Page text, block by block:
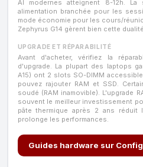
AI modernes atteignent 8-12h.
alimentation branchée pour les
mode économie pour les cours/
Zephyrus G14 gèrent bien cette
UPGRADE ET RÉPARABILITÉ
Avant d'acheter, vérifiez la
d'upgrade. La plupart des laptops
A15) ont 2 slots SO-DIMM
pouvez rajouter RAM et SSD.
soudé (RAM inamovible). L'upgrade
souvent le meilleur investissement
pâte thermique après 2 ans réduit
prolonge les performances.
Guides hardware sur